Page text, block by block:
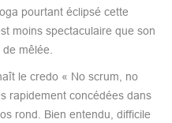
pourtant éclipsé cette
moins spectaculaire que son
mêlée.
le credo « No scrum, no
rapidement concédées dans
rond. Bien entendu, difficile